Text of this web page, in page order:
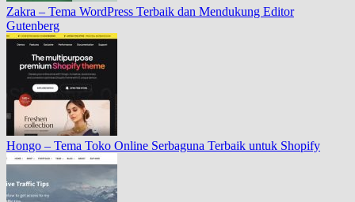
Zakra – Tema WordPress Terbaik dan Mendukung Editor
Gutenberg
Hongo – Tema Toko Online Serbaguna Terbaik untuk Shopify